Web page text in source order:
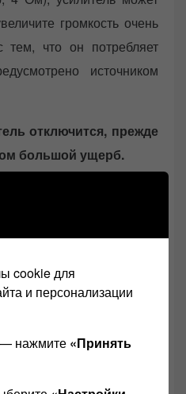
громкость очень
тем, что он потребляет
источником
отключится, прежде
большой ущерб.
импеданс ваших
на который рассчитан
cookie для
и персонализации
— нажмите «Принять